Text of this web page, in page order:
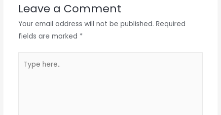
Leave a Comment
Your email address will not be published. Required
fields are marked *
here..